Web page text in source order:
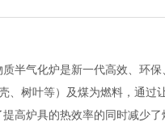
质半气化炉是新一代高效、环
、树叶等）及煤为燃料，通
高炉具的热效率的同时减少